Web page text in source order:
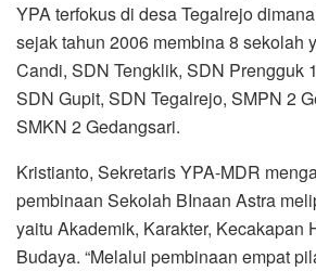
YPA terfokus di desa Tegalrejo
sejak tahun 2006 membina 8 sekolah
Candi, SDN Tengklik, SDN Prengguk
SDN Gupit, SDN Tegalrejo, SMPN 2
SMKN 2 Gedangsari.
Kristianto, Sekretaris YPA-MDR
pembinaan Sekolah BInaan Astra
yaitu Akademik, Karakter, Kecakapan
Budaya. “Melalui pembinaan empat